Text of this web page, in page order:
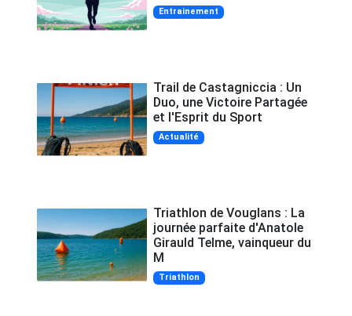
Entrainement
Trail de Castagniccia : Un
Duo, une Victoire Partagée
et l'Esprit du Sport
Actualité
Triathlon de Vouglans : La
journée parfaite d'Anatole
Girauld Telme, vainqueur du
M
Triathlon